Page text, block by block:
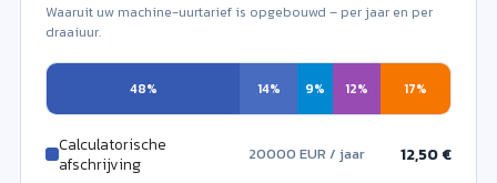
Waaruit uw machine-uurtarief is opgebouwd – per jaar en per
draaiuur.
48% 14% 9% 12% 17%
Calculatorische
afschrijving
20000 EUR / jaar 12,50 €